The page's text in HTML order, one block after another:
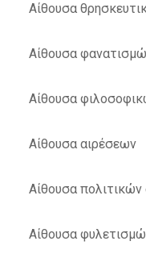
Αίθουσα
Αίθουσα
Αίθουσα
Αίθουσα αιρέσεων
Αίθουσα
Αίθουσα